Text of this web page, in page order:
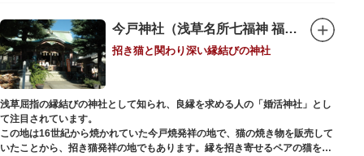
が氏子町内を渡御し、夜の宮入道中では、提灯に照らされた神輿が荘厳かつ
幻想的な光景をつくりだします。例年、数十万人の人出があり、多くの観客
で賑わう蔵前の初夏の風物詩になっています。
社務所では、社紋の七曜紋と月星紋がデザインされた御朱印帳の販売や、鳥
越祭の開催期間中は限定御朱印も頒布されます。
今戸神社（浅草名所七福神 福禄寿）
招き猫と関わり深い縁結びの神社
浅草屈指の縁結びの神社として知られ、良縁を求める人の「婚活神社」とし
て注目されています。
この地は16世紀から焼かれていた今戸焼発祥の地で、猫の焼き物を販売して
いたことから、招き猫発祥の地でもあります。縁を招き寄せるペアの猫をモ